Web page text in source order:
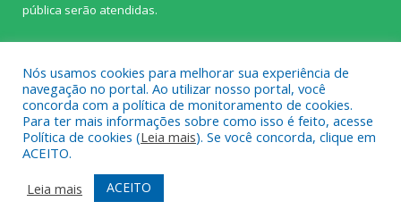
pública serão atendidas.
Todos os direitos reservados a Câmara Municipal de Prainha.
Mapa do Site
Acessar Área Administrativa
Acessar Webmail
Nós usamos cookies para melhorar sua experiência de
navegação no portal. Ao utilizar nosso portal, você
concorda com a política de monitoramento de cookies.
Para ter mais informações sobre como isso é feito, acesse
Política de cookies (Leia mais). Se você concorda, clique em
ACEITO.
Leia mais
ACEITO